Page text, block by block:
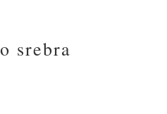
srebra